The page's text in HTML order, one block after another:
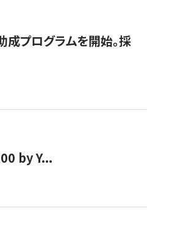
プログラムを開始。採
by Y...